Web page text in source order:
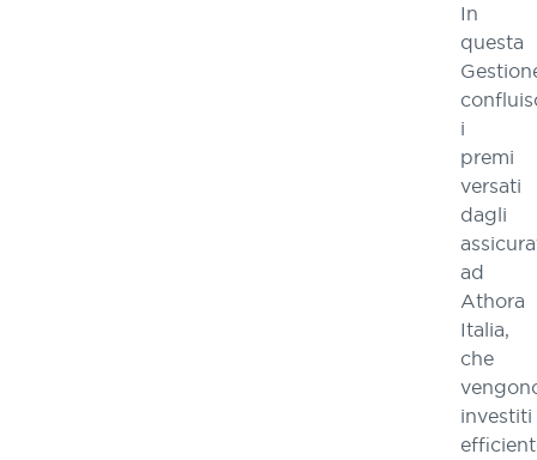
In
questa
i
premi
versati
dagli
ad
Athora
Italia,
che
investiti